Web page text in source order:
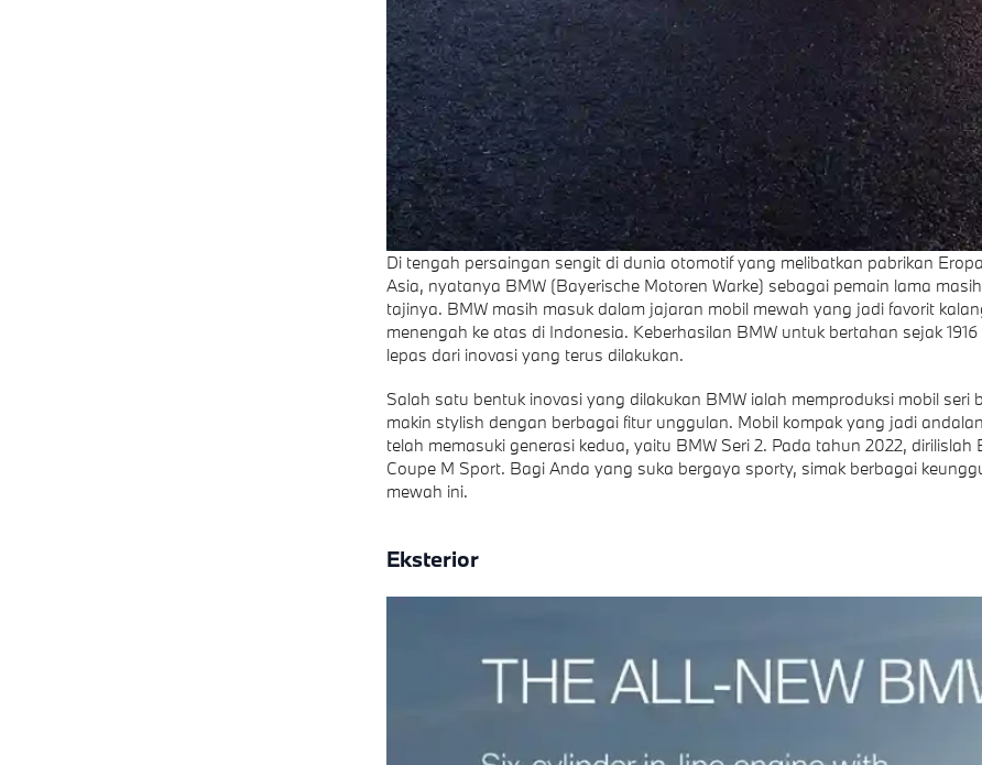
Di tengah persaingan sengit di dunia otomotif yang melibatkan pabrikan
Asia, nyatanya BMW (Bayerische Motoren Warke) sebagai pemain lama
tajinya. BMW masih masuk dalam jajaran mobil mewah yang jadi favorit
menengah ke atas di Indonesia. Keberhasilan BMW untuk bertahan sejak
lepas dari inovasi yang terus dilakukan.
Salah satu bentuk inovasi yang dilakukan BMW ialah memproduksi mobil seri
makin stylish dengan berbagai fitur unggulan. Mobil kompak yang jadi
telah memasuki generasi kedua, yaitu BMW Seri 2. Pada tahun 2022, dirilislah
Coupe M Sport. Bagi Anda yang suka bergaya sporty, simak berbagai
mewah ini.
Eksterior